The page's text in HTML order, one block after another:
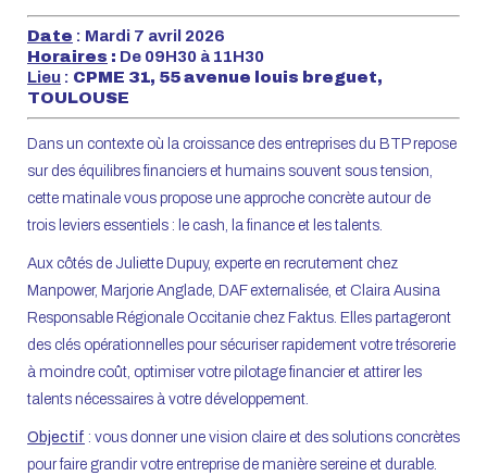
Date : Mardi 7 avril 2026
Horaires : De 09H30 à 11H30
Lieu : CPME 31, 55 avenue louis breguet,
TOULOUSE
Dans un contexte où la croissance des entreprises du BTP repose
sur des équilibres financiers et humains souvent sous tension,
cette matinale vous propose une approche concrète autour de
trois leviers essentiels : le cash, la finance et les talents.
Aux côtés de Juliette Dupuy, experte en recrutement chez
Manpower, Marjorie Anglade, DAF externalisée, et Claira Ausina
Responsable Régionale Occitanie chez Faktus. Elles partageront
des clés opérationnelles pour sécuriser rapidement votre trésorerie
à moindre coût, optimiser votre pilotage financier et attirer les
talents nécessaires à votre développement.
Objectif : vous donner une vision claire et des solutions concrètes
pour faire grandir votre entreprise de manière sereine et durable.